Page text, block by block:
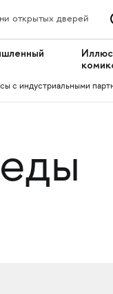
открытых дверей
с индустриальными